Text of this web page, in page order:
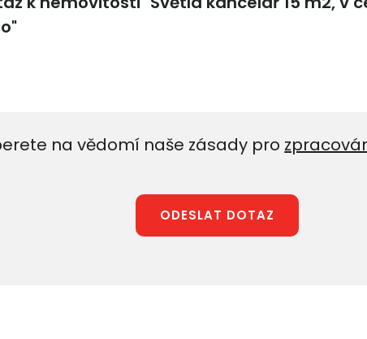
na vědomí naše zásady pro
ODESLAT DOTAZ